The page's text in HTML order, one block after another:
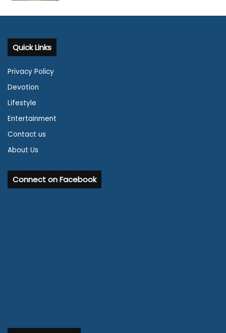
Quick Links
Privacy Policy
Devotion
Lifestyle
Entertainment
Contact us
About Us
Connect on Facebook